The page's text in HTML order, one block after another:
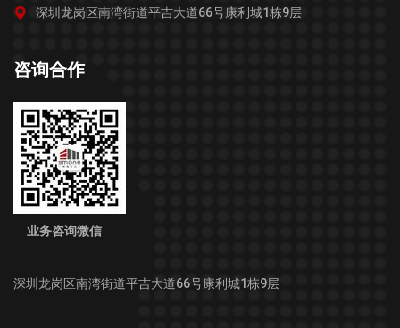
深圳龙岗区南湾街道平吉大道66号康利城1栋9层
咨询合作
业务咨询微信
深圳龙岗区南湾街道平吉大道66号康利城1栋9层